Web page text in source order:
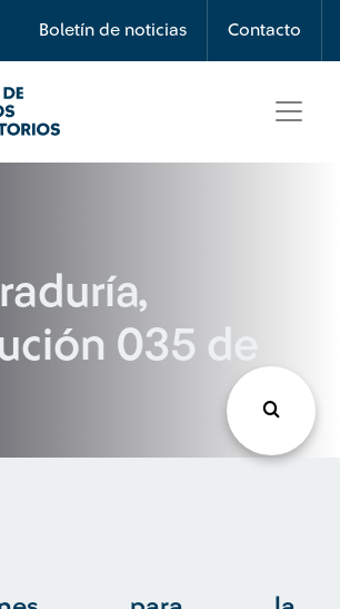
Boletín de noticias Contacto
035 de